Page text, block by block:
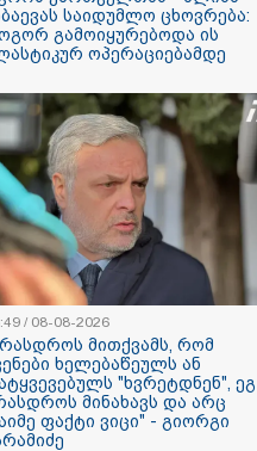
- რა
შემდეგ,
ყველას
უმძიმესი
ვალია,
ღრმად
რუსეთის
- აშშ-ის
08:49 / 08-08-
ჩვენები
არასდროს
რაიმე
ბარამიძე
საიდუმლო ცხოვრება:
გამოიყურებოდა ის
ოპერაციებამდე
/ 08-08-2026
მითქვამს, რომ
ხელებაწეულს ან
"ხვრეტდნენ", ეგ
მინახავს და არც
ფაქტი ვიცი" - გიორგი